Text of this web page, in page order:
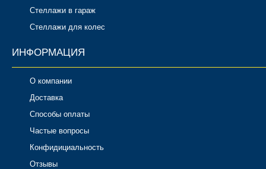
Стеллажи в гараж
Стеллажи для колес
ИНФОРМАЦИЯ
О компании
Доставка
Способы оплаты
Частые вопросы
Конфидициальность
Отзывы